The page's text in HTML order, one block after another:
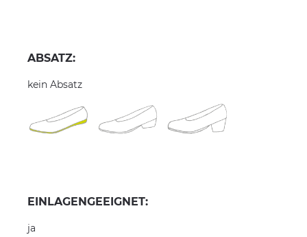
ABSATZ:
kein Absatz
EINLAGENGEEIGNET:
ja